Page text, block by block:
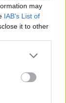
may
IAB’s List of
it to other
Severin